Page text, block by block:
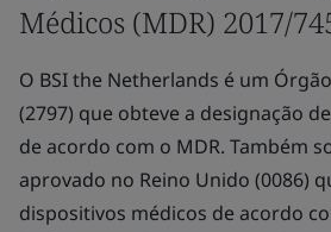
Médicos (MDR) 2017/
O BSI the Netherlands é um
(2797) que obteve a designação
de acordo com o MDR. Também
aprovado no Reino Unido (0086)
dispositivos médicos de acordo